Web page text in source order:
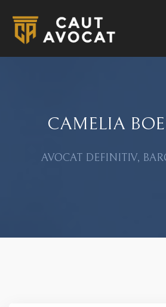
CAMELIA
AVOCAT DEFINITIV,